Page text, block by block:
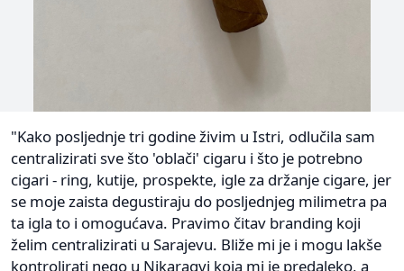
"Kako posljednje tri godine živim u Istri, odlučila sam
centralizirati sve što 'oblači' cigaru i što je potrebno
cigari - ring, kutije, prospekte, igle za držanje cigare, jer
se moje zaista degustiraju do posljednjeg milimetra pa
ta igla to i omogućava. Pravimo čitav branding koji
želim centralizirati u Sarajevu. Bliže mi je i mogu lakše
kontrolirati nego u Nikaragvi koja mi je predaleko, a